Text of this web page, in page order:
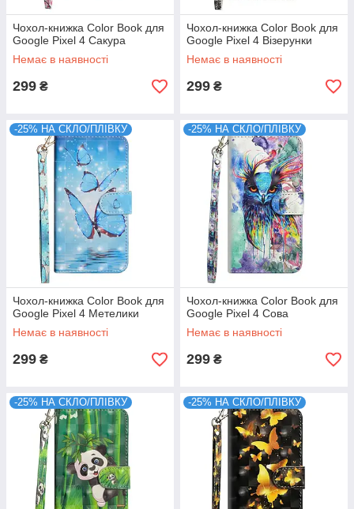
Чохол-книжка Color Book для
Google Pixel 4 Сакура
Немає в наявності
299 ₴
Чохол-книжка Color Book для
Google Pixel 4 Візерунки
Немає в наявності
299 ₴
-25% НА СКЛО/ПЛІВКУ
Чохол-книжка Color Book для
Google Pixel 4 Метелики
Немає в наявності
299 ₴
-25% НА СКЛО/ПЛІВКУ
Чохол-книжка Color Book для
Google Pixel 4 Сова
Немає в наявності
299 ₴
-25% НА СКЛО/ПЛІВКУ -25% НА СКЛО/ПЛІВКУ